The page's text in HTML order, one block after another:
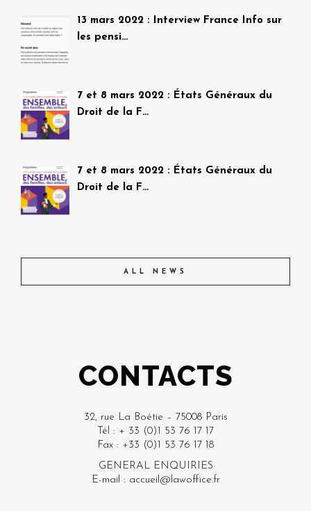
13 mars 2022 : Interview France Info sur
les pensi…
7 et 8 mars 2022 : États Généraux du
Droit de la F…
7 et 8 mars 2022 : États Généraux du
Droit de la F…
ALL NEWS
CONTACTS
32, rue La Boétie – 75008 Paris
Tél : + 33 (0)1 53 76 17 17
Fax : +33 (0)1 53 76 17 18
GENERAL ENQUIRIES
E-mail : accueil@lawoffice.fr